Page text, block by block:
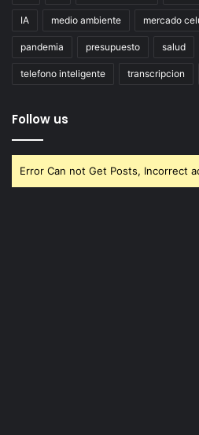
IA medio ambiente mercado
pandemia presupuesto salud
telefono inteligente transcripcion
Follow us
Error Can not Get Posts, Incorrect